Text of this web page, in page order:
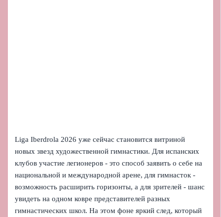
Liga Iberdrola 2026 уже сейчас становится витриной
новых звезд художественной гимнастики. Для испанских
клубов участие легионеров - это способ заявить о себе на
национальной и международной арене, для гимнасток -
возможность расширить горизонты, а для зрителей - шанс
увидеть на одном ковре представителей разных
гимнастических школ. На этом фоне яркий след, который